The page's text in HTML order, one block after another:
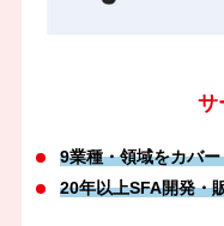
サ
9業種・領域をカバ
20年以上SFA開発・